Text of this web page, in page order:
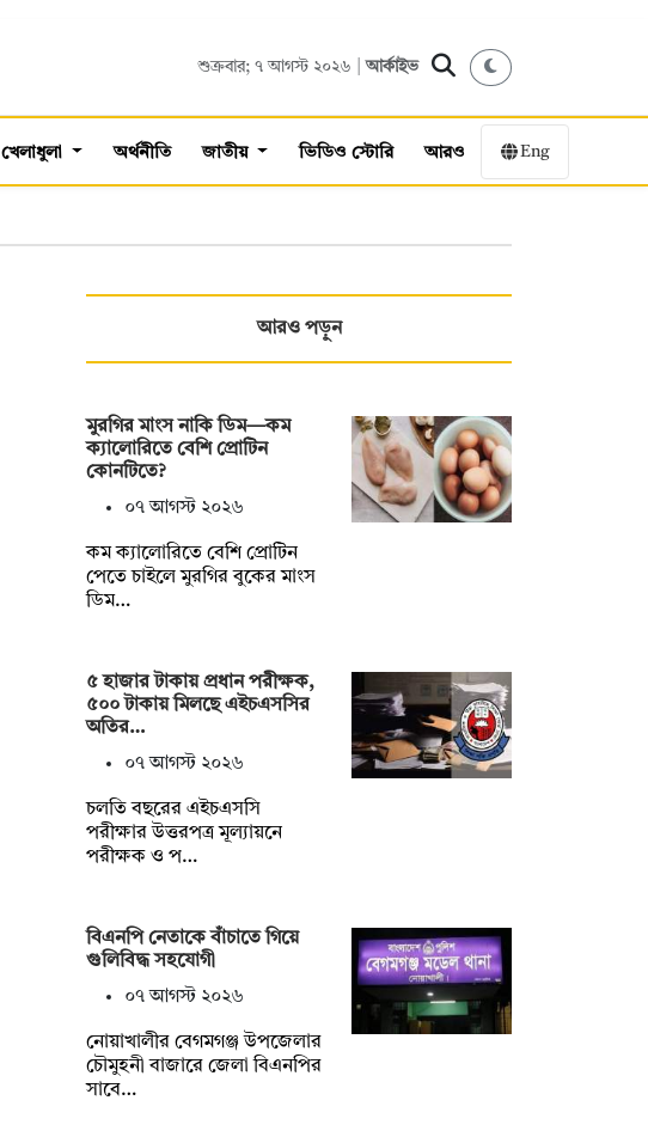
শুক্রবার; ৭ আগস্ট ২০২৬ |আর্কাইভ
খেলাধুলা অর্থনীতি জাতীয় ভিডিও স্টোরি আরও Eng
আরও পড়ুন
মুরগির মাংস নাকি ডিম—কম
ক্যালোরিতে বেশি প্রোটিন
কোনটিতে?
০৭ আগস্ট ২০২৬
কম ক্যালোরিতে বেশি প্রোটিন
পেতে চাইলে মুরগির বুকের মাংস
ডিম…
৫ হাজার টাকায় প্রধান পরীক্ষক,
৫০০ টাকায় মিলছে এইচএসসির
অতির…
০৭ আগস্ট ২০২৬
চলতি বছরের এইচএসসি
পরীক্ষার উত্তরপত্র মূল্যায়নে
পরীক্ষক ও প…
বিএনপি নেতাকে বাঁচাতে গিয়ে
গুলিবিদ্ধ সহযোগী
০৭ আগস্ট ২০২৬
নোয়াখালীর বেগমগঞ্জ উপজেলার
চৌমুহনী বাজারে জেলা বিএনপির
সাবে…